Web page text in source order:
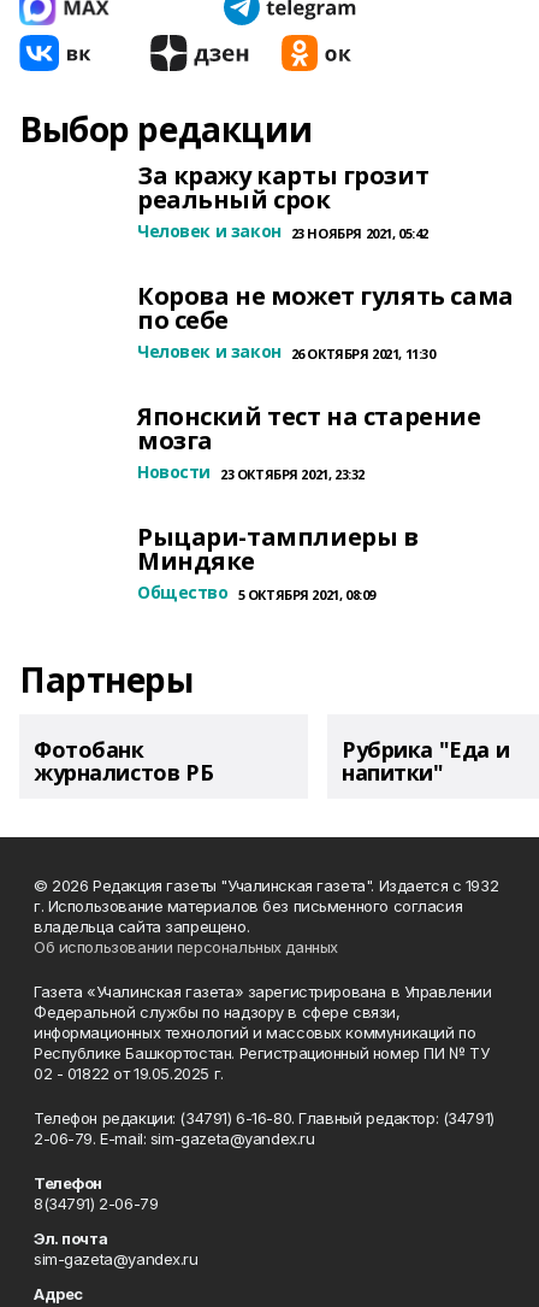
Выбор редакции
За кражу карты грозит
реальный срок
Человек и закон 23 НОЯБРЯ 2021, 05:42
Корова не может гулять сама
по себе
Человек и закон 26 ОКТЯБРЯ 2021, 11:30
Японский тест на старение
мозга
Новости 23 ОКТЯБРЯ 2021, 23:32
Рыцари-тамплиеры в
Миндяке
Общество 5 ОКТЯБРЯ 2021, 08:09
Партнеры
Фотобанк
журналистов РБ
Рубрика "Еда и
напитки"
© 2026 Редакция газеты "Учалинская газета". Издается с 1932
г. Использование материалов без письменного согласия
владельца сайта запрещено.
Об использовании персональных данных
Газета «Учалинская газета» зарегистрирована в Управлении
Федеральной службы по надзору в сфере связи,
информационных технологий и массовых коммуникаций по
Республике Башкортостан. Регистрационный номер ПИ № ТУ
02 - 01822 от 19.05.2025 г.
Телефон редакции: (34791) 6-16-80. Главный редактор: (34791)
2-06-79. Е-mаil: sim-gazeta@yandex.ru
Телефон
8(34791) 2-06-79
Эл. почта
sim-gazeta@yandex.ru
Адрес